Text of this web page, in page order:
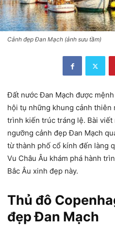
Cảnh đẹp Đan Mạch (ảnh sưu tầm)
Đất nước Đan Mạch được
hội tụ những khung cảnh
trình kiến trúc tráng lệ. Bài viết
ngưỡng cảnh đẹp Đan Mạch
từ thành phố cổ kính đến làng
Vu Châu Âu khám phá hành
Bắc Âu xinh đẹp này.
Thủ đô
đẹp Đan Mạch